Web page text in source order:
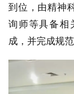
到位，由精神
询师等具备相
成，并完成规